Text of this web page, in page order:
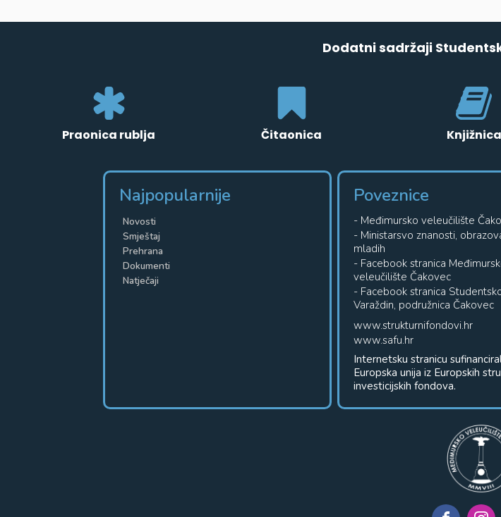
Dodatni sadržaji
Praonica rublja Čitaonica Knjižnica
Najpopularnije
Novosti
Smještaj
Prehrana
Dokumenti
Natječaji
Poveznice
- Međimursko veleučilište
- Ministarsvo znanosti,
mladih
- Facebook stranica
veleučilište Čakovec
- Facebook stranica
Varaždin, podružnica Čakovec
www.strukturnifondovi.hr
www.safu.hr
Internetsku stranicu
Europska unija iz Europskih
investicijskih fondova.